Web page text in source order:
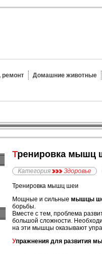
ремонт Домашние животные
Тренировка мышц
Категория Здоровье
Тренировка мышц шеи
Мощные и сильные мышцы
борьбы.
Вместе с тем, проблема
большой сложности.
на эти мышцы оказывают
Упражнения для развития